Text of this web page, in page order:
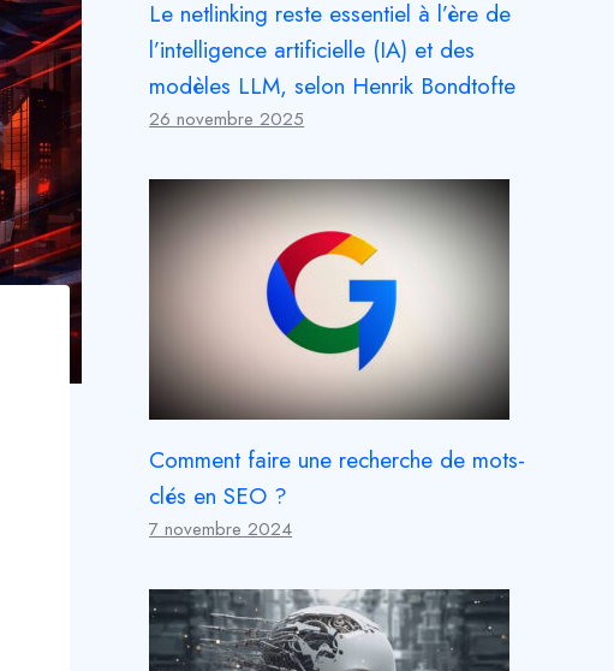
Le netlinking reste essentiel à l’ère de
l’intelligence artificielle (IA) et des
modèles LLM, selon Henrik Bondtofte
26 novembre 2025
Comment faire une recherche de mots-
clés en SEO ?
7 novembre 2024